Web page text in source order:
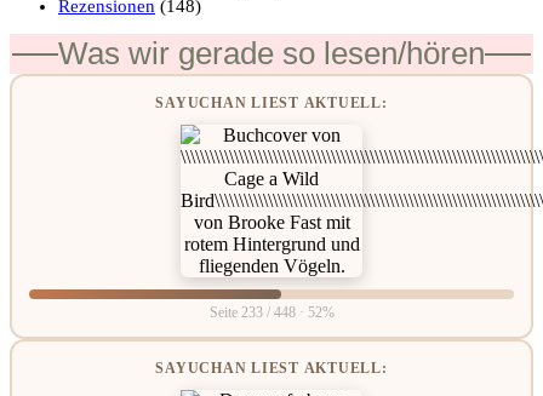
Rezensionen (148)
Was wir gerade so lesen/hören
SAYUCHAN LIEST AKTUELL:
Seite 233 / 448 · 52%
SAYUCHAN LIEST AKTUELL: